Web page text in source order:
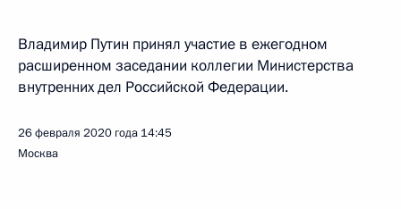
Владимир Путин принял участие в ежегодном
расширенном заседании коллегии Министерства
внутренних дел Российской Федерации.
26 февраля 2020 года 14:45
Москва